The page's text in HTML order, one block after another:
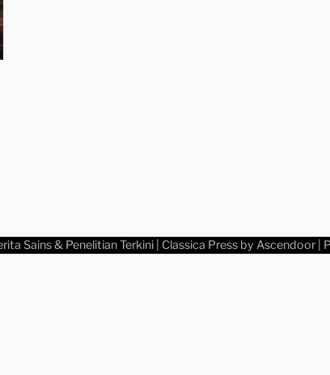
Sains & Penelitian Terkini | Classica Press by Ascendoor |